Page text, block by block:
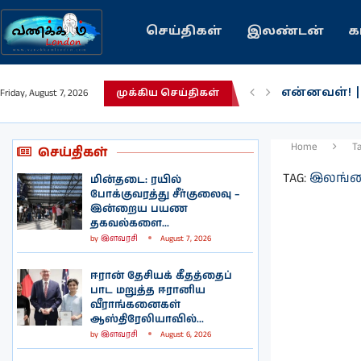
செய்திகள் இலண்டன்
Friday, August 7, 2026 முக்கிய செய்திகள்
என்னவள்! |
செய்திகள்
மின்தடை: ரயில்
போக்குவரத்து சீர்குலைவு –
இன்றைய பயண
தகவல்களை...
by இளவரசி August 7, 2026
ஈரான் தேசியக் கீதத்தைப்
பாட மறுத்த ஈரானிய
வீராங்கனைகள்
ஆஸ்திரேலியாவில்...
by இளவரசி August 6, 2026
Home
TAG: